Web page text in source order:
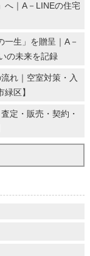
へ｜A－LINEの住宅
一生」を贈呈｜A－
の未来を記録
れ｜空室対策・入
区】
定・販売・契約・